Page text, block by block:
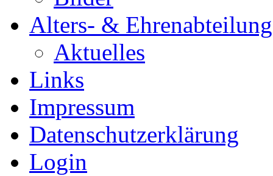
Alters- & Ehrenabteilung
Aktuelles
Links
Impressum
Datenschutzerklärung
Login